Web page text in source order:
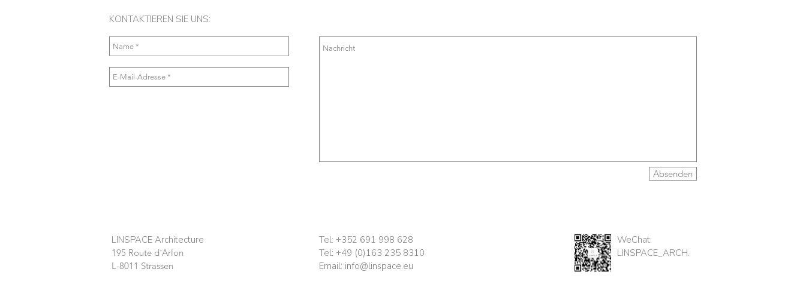
KONTAKTIEREN SIE UNS:
Absenden
LINSPACE Architecture
195 Route d´Arlon
L-8011 Strassen
Tel: +352 691 998 628
Tel: +49 (0)163 235 8310
Email: info@linspace.eu
WeChat:
LINSPACE_ARCH.